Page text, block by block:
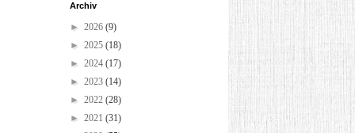
Archiv
► 2026 (9)
► 2025 (18)
► 2024 (17)
► 2023 (14)
► 2022 (28)
► 2021 (31)